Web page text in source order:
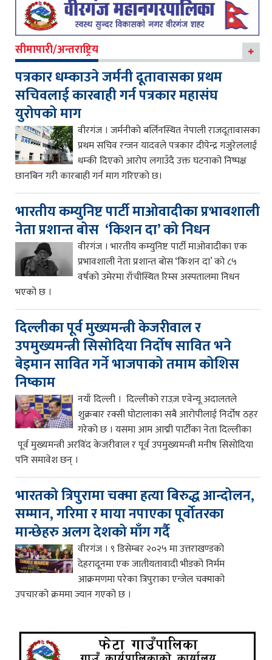
सीमापारी/अन्तराष्ट्रिय
पत्रकार धम्काउने जर्मनी दूतावासका प्रथम
सचिवलाई कारबाही गर्न पत्रकार महासंघ
युरोपको माग
वीरगंज । जर्मनीको बर्लिनस्थित नेपाली राजदूतावासका
प्रथम सचिव रन्जन यादवले पत्रकार दीपेन्द्र गजुरेललाई
धम्की दिएको आरोप लगाउँदै उक्त घटनाको निष्पक्ष
छानबिन गरी कारबाही गर्न माग गरिएको छ।
भारतीय कम्युनिष्ट पार्टी माओवादीका प्रभावशाली
नेता प्रशान्त बोस ‘किशन दा’ को निधन
वीरगंज । भारतीय कम्युनिष्ट पार्टी माओवादीका एक
प्रभावशाली नेता प्रशान्त बोस ‘किशन दा’ को ८५
वर्षको उमेरमा राँचीस्थित रिम्स अस्पतालमा निधन
भएको छ ।
दिल्लीका पूर्व मुख्यमन्त्री केजरीवाल र
उपमुख्यमन्त्री सिसोदिया निर्दोष सावित भने
बेइमान सावित गर्ने भाजपाको तमाम कोशिस
निष्काम
नयाँ दिल्ली । दिल्लीको राउज़ एवेन्यू अदालतले
शुक्रबार रक्सी घोटालाका सबै आरोपीलाई निर्दोष ठहर
गरेको छ । यसमा आम आद्मी पार्टीका नेता दिल्लीका
पूर्व मुख्यमन्त्री अरविंद केजरीवाल र पूर्व उपमुख्यमन्त्री मनीष सिसोदिया
पनि समावेश छन् ।
भारतको त्रिपुरामा चक्मा हत्या बिरुद्ध आन्दोलन,
सम्मान, गरिमा र माया नपाएका पूर्वोतरका
मान्छेहरु अलग देशको माँग गर्दै
वीरगंज । ९ डिसेम्बर २०२५ मा उत्तराखण्डको
देहरादूनमा एक जातीयतावादी भीडको निर्मम
आक्रमणमा परेका त्रिपुराका एन्जेल चक्माको
उपचारको क्रममा ज्यान गएको छ ।